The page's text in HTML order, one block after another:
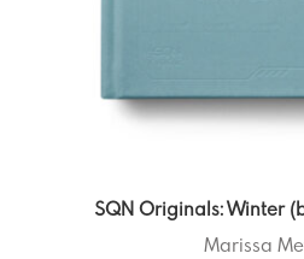
SQN Originals: Winter
Marissa